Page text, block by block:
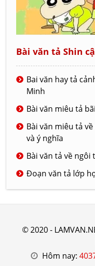
Bài văn tả Shin
Bai văn hay tả
Minh
Bài văn miêu tả
Bài văn miêu tả
và ý nghĩa
Bài văn tả về
Đoạn văn tả lớp
© 2020 -
Hôm nay: